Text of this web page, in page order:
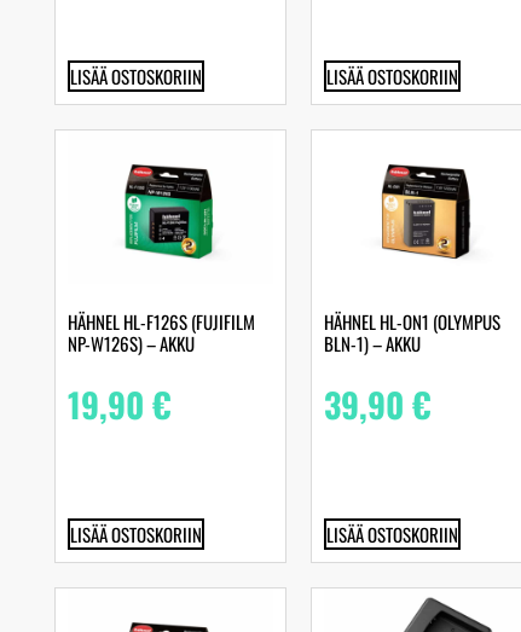
LISÄÄ OSTOSKORIIN LISÄÄ OSTOSKORIIN
HÄHNEL HL-F126S (FUJIFILM
NP-W126S) – AKKU
19,90€
LISÄÄ OSTOSKORIIN
HÄHNEL HL-ON1 (OLYMPUS
BLN-1) – AKKU
39,90€
LISÄÄ OSTOSKORIIN